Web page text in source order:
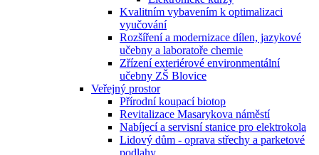
Kvalitním vybavením k optimalizaci
vyučování
Rozšíření a modernizace dílen, jazykové
učebny a laboratoře chemie
Zřízení exteriérové environmentální
učebny ZŠ Blovice
Veřejný prostor
Přírodní koupací biotop
Revitalizace Masarykova náměstí
Nabíjecí a servisní stanice pro elektrokola
Lidový dům - oprava střechy a parketové
podlahy